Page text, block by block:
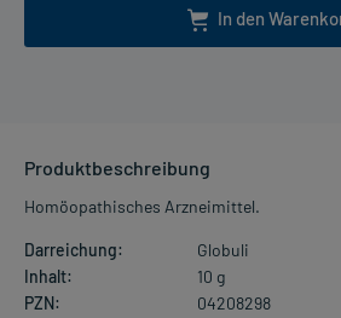
In den
Produktbeschreibung
Homöopathisches Arzneimittel.
Darreichung:
Globuli
Inhalt:
10 g
PZN:
04208298